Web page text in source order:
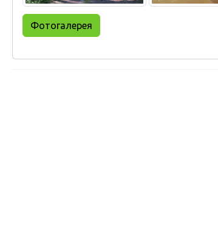
Фотогалерея